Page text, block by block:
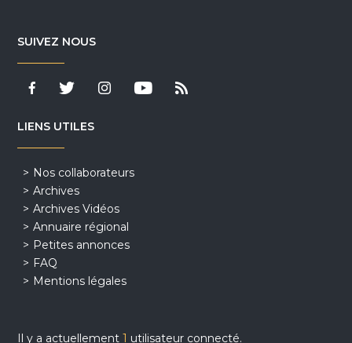
SUIVEZ NOUS
LIENS UTILES
Nos collaborateurs
Archives
Archives Vidéos
Annuaire régional
Petites annonces
FAQ
Mentions légales
Il y a actuellement1 utilisateur connecté.